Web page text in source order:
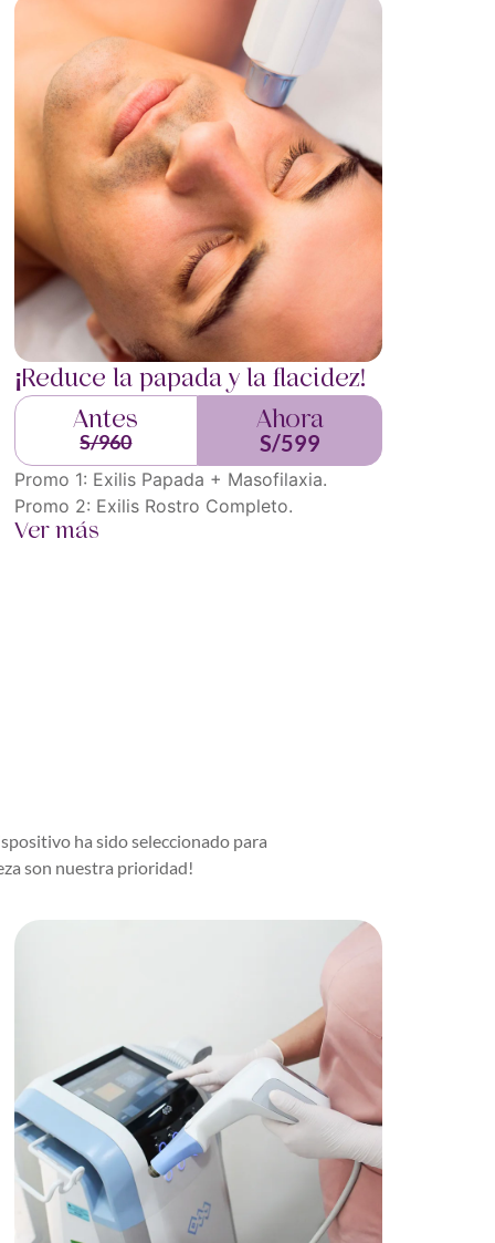
¡Reduce la papada y la flacidez!
Antes
S/960
Ahora
S/599
Promo 1: Exilis Papada + Masofilaxia.
Promo 2: Exilis Rostro Completo.
Ver más
ha sido seleccionado para
son nuestra prioridad!